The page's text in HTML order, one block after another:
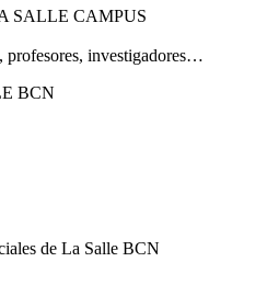
SALLE CAMPUS
profesores, investigadores…
BCN
de La Salle BCN